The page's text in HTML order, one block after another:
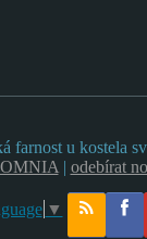
farnost u kostela
| odebírat
▼